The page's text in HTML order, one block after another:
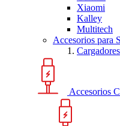
Xiaomi
Kalley
Multitech
Accesorios para
Cargadores
Accesorios